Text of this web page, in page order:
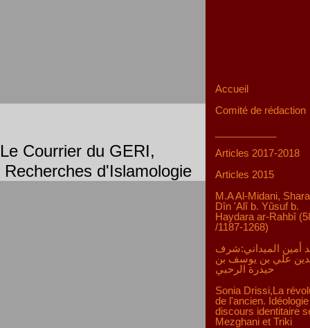
Le Courrier du GERI,
Recherches d'Islamologie
Accueil
Comité de rédaction
Articles 2017-2018
Articles 2015
M.A Al-Midani,
Dîn 'Alî b. Yûsuf b.
Haydara ar-Rahbî
/1187-1268)
أمين الميداني:شرف
علي بن يوسف بن
حيدرة الرحبي
Sonia Drissi,La
de l'ancien.
discours identitaire
Mezghani et Triki